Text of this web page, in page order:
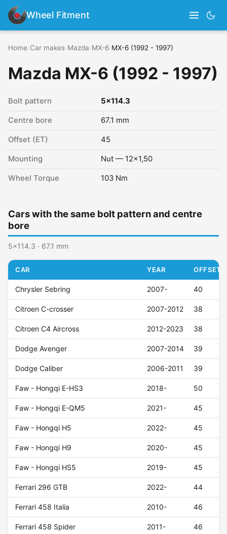
Wheel Fitment
Home Car makes Mazda MX-6 MX-6 (1992 - 1997)
Mazda MX-6 (1992 - 1997)
Bolt pattern 5x114.3
Centre bore 67.1 mm
Offset (ET) 45
Mounting Nut — 12x1,50
Wheel Torque 103 Nm
Cars with the same bolt pattern and centre
bore
5x114.3 · 67.1 mm
CAR YEAR OFFSET
Chrysler Sebring 2007- 40
Citroen C-crosser 2007-2012 38
Citroen C4 Aircross 2012-2023 38
Dodge Avenger 2007-2014 39
Dodge Caliber 2006-2011 39
Faw - Hongqi E-HS3 2018- 50
Faw - Hongqi E-QM5 2021- 45
Faw - Hongqi H5 2022- 45
Faw - Hongqi H9 2020- 45
Faw - Hongqi HS5 2019- 45
Ferrari 296 GTB 2022- 44
Ferrari 458 Italia 2010- 46
Ferrari 458 Spider 2011- 46